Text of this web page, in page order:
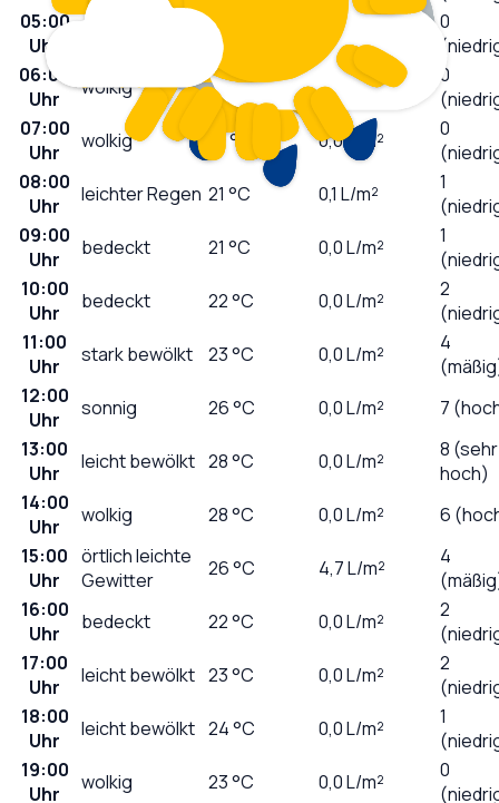
05:00
Uhr
17 0,0
0
06:00
Uhr
wolkig 17°C 0,0 L/m²
0
07:00
Uhr
wolkig 19°C 0,0L/m²
0
08:00
Uhr
leichter Regen 21 °C 0,1 L/m²
1
09:00
Uhr
bedeckt 21 °C 0,0L/m²
1
10:00
Uhr
bedeckt 22°C 0,0L/m²
2
11:00
Uhr
stark bewölkt 23°C 0,0L/m²
4
12:00
Uhr
sonnig 26°C 0,0L/m²
7
13:00
Uhr
leicht bewölkt 28°C 0,0L/m²
8 (sehr
hoch)
14:00
Uhr
wolkig 28°C 0,0L/m²
6
15:00
Uhr
örtlich leichte
Gewitter
26°C 4,7L/m²
4
16:00
Uhr
bedeckt 22°C 0,0L/m²
2
17:00
Uhr
leicht bewölkt 23°C 0,0L/m²
2
18:00
Uhr
leicht bewölkt 24°C 0,0L/m²
1
19:00
Uhr
wolkig 23°C 0,0L/m²
0